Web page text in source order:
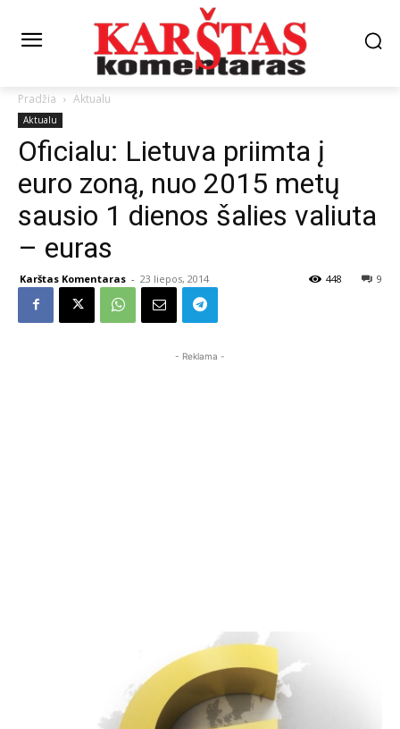
Pradžia Aktualu
Aktualu
Oficialu: Lietuva priimta į
euro zoną, nuo 2015 metų
sausio 1 dienos šalies valiuta
– euras
Karštas Komentaras - 23 liepos, 2014 9
448
- Reklama -